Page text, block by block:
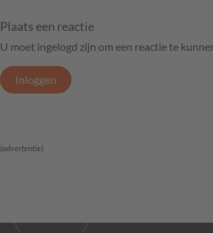
Plaats een reactie
U moet ingelogd zijn om een reactie te
Inloggen
(advertentie)